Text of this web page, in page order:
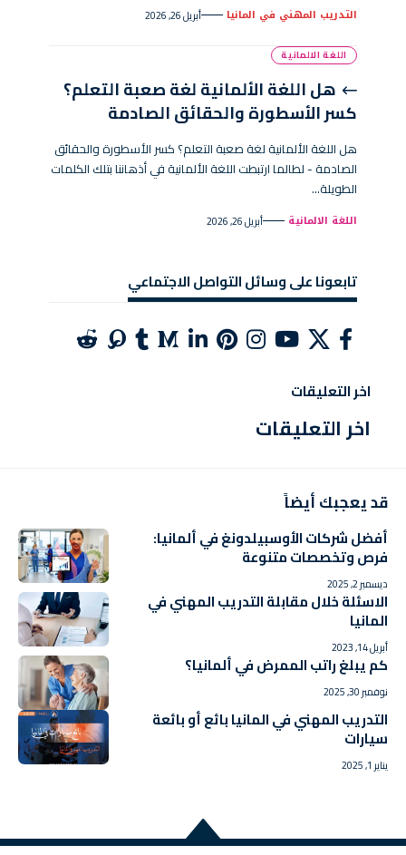
التدريب المهني في المانيا أبريل 26, 2026
اللغة الالمانية
هل اللغة الألمانية لغة صعبة التعلم؟
كسر الأسطورة والحقائق الصادمة
هل اللغة الألمانية لغة صعبة التعلم؟ كسر الأسطورة والحقائق
الصادمة - لطالما ارتبطت اللغة الألمانية في أذهاننا بتلك الكلمات
الطويلة…
اللغة الالمانية أبريل 26, 2026
تابعونا على وسائل التواصل الاجتماعي
اخر التعليقات
اخر التعليقات
قد يعجبك أيضاً
أفضل شركات الأوسبيلدونغ في ألمانيا:
فرص وتخصصات متنوعة
ديسمبر 2, 2025
الاسئلة خلال مقابلة التدريب المهني في
المانيا
أبريل 14, 2023
كم يبلغ راتب الممرض في ألمانيا؟
نوفمبر 30, 2025
التدريب المهني في المانيا بائع أو بائعة
سيارات
يناير 1, 2025